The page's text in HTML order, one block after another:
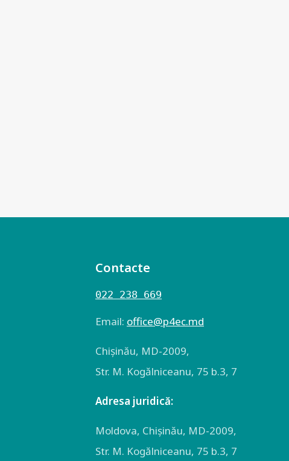
Contacte
022 238 669
Email: оffice@p4ec.md
Chişinău, MD-2009,
Str. M. Kogălniceanu, 75 b.3, 7
Adresa juridică:
Moldova, Chişinău, MD-2009,
Str. M. Kogălniceanu, 75 b.3, 7